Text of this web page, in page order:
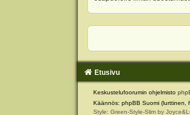
Etusivu
Keskustelufoorumin ohjelmisto
Käännös: phpBB Suomi (lurttinen,
Style: Green-Style-Slim by